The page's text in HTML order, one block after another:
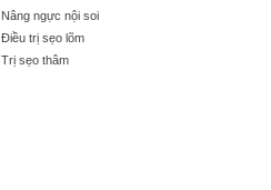
Nâng ngực nội soi
Điều trị sẹo lõm
Trị sẹo thâm